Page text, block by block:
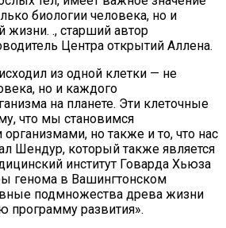
биологии человека, но и
жизни. ., старший автор
Центра открытий Аллена.
из одной клетки — не
но и каждого
на планете. Эти клеточные
что мы становимся
но также и то, что нас
Шендур, который также является
институт Говарда Хьюза
генома в Вашингтонском
подмножества древа жизни
программу развития».